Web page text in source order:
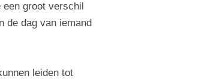
groot verschil
de dag van iemand
leiden tot